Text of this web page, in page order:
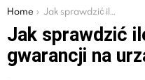
You are here:
Home Jak sprawdzić ile pozostało nam gwarancji na urządzenia Apple
Jak sprawdzić
gwarancji na